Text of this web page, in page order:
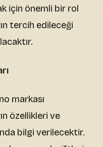
için önemli bir rol
tercih edileceği
markası
özellikleri ve
bilgi verilecektir.